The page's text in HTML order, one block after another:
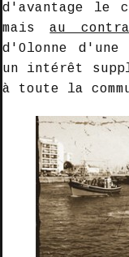
d'avantage le
maisau
d'Olonne d'une
un intérêt
à toute la